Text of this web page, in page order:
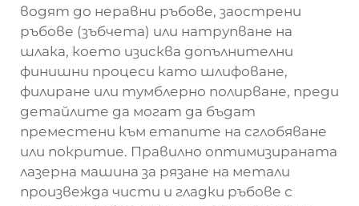
водят до неравни ръбове, заострени
ръбове (зъбчета) или натрупване на
шлака, което изисква допълнителни
финишни процеси като шлифоване,
филиране или тумблерно полирване, преди
детайлите да могат да бъдат
преместени към етапите на сглобяване
или покритие. Правилно оптимизираната
лазерна машина за рязане на метали
произвежда чисти и гладки ръбове с